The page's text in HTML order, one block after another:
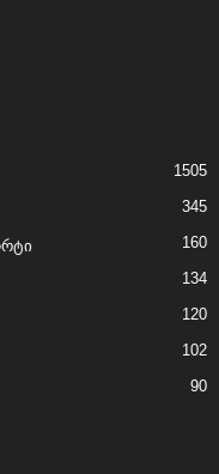
1505
345
160
134
120
102
90